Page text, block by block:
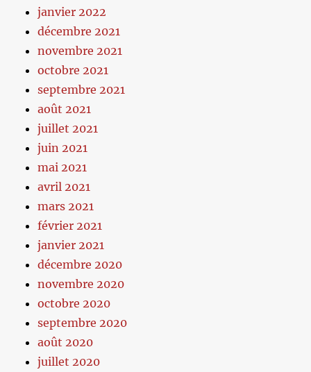
janvier 2022
décembre 2021
novembre 2021
octobre 2021
septembre 2021
août 2021
juillet 2021
juin 2021
mai 2021
avril 2021
mars 2021
février 2021
janvier 2021
décembre 2020
novembre 2020
octobre 2020
septembre 2020
août 2020
juillet 2020